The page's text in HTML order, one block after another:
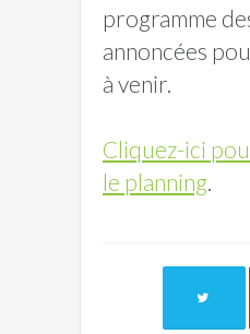
programme
annoncées
à venir.
Cliquez-ici
le planning.